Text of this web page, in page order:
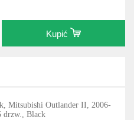
Kupić
Mitsubishi Outlander II, 2006-
drzw., Black